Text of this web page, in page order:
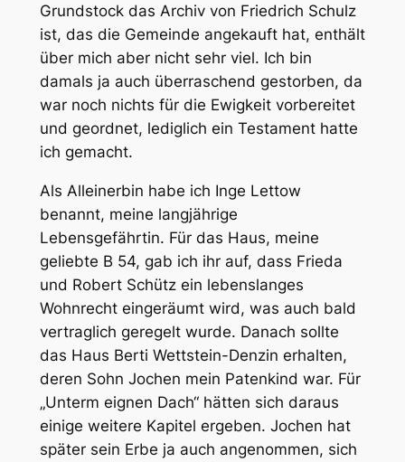
Grundstock das Archiv von Friedrich Schulz
ist, das die Gemeinde angekauft hat, enthält
über mich aber nicht sehr viel. Ich bin
damals ja auch überraschend gestorben, da
war noch nichts für die Ewigkeit vorbereitet
und geordnet, lediglich ein Testament hatte
ich gemacht.
Als Alleinerbin habe ich Inge Lettow
benannt, meine langjährige
Lebensgefährtin. Für das Haus, meine
geliebte B 54, gab ich ihr auf, dass Frieda
und Robert Schütz ein lebenslanges
Wohnrecht eingeräumt wird, was auch bald
vertraglich geregelt wurde. Danach sollte
das Haus Berti Wettstein-Denzin erhalten,
deren Sohn Jochen mein Patenkind war. Für
„Unterm eignen Dach“ hätten sich daraus
einige weitere Kapitel ergeben. Jochen hat
später sein Erbe ja auch angenommen, sich